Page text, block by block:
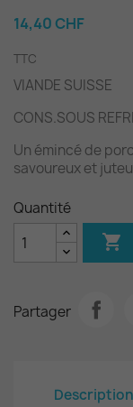
14,40 CHF
TTC
VIANDE SUISSE
CONS.SOUS
Un émincé de
savoureux et
Quantité

Partager
Description